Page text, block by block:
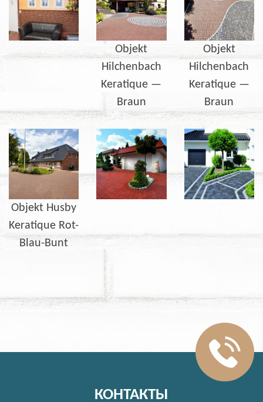
Objekt
Hilchenbach
Keratique —
Braun
Objekt
Hilchenbach
Keratique —
Braun
Objekt Husby
Keratique Rot-
Blau-Bunt
КОНТАКТЫ